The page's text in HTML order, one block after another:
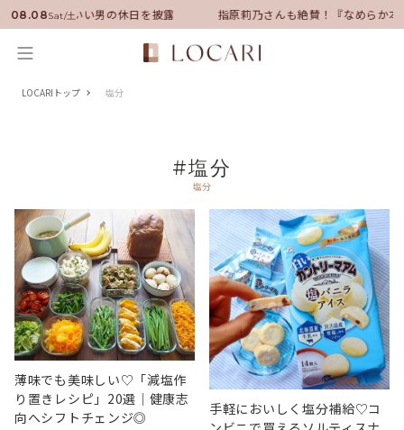
08.08Sat/土
ーに就任！いい男の休日を披露 指原莉乃さんも絶賛！『なめらか
LOCARIトップ 塩分
#塩分
塩分
薄味でも美味しい♡「減塩作
り置きレシピ」20選｜健康志
向へシフトチェンジ◎
手軽においしく塩分補給♡コ